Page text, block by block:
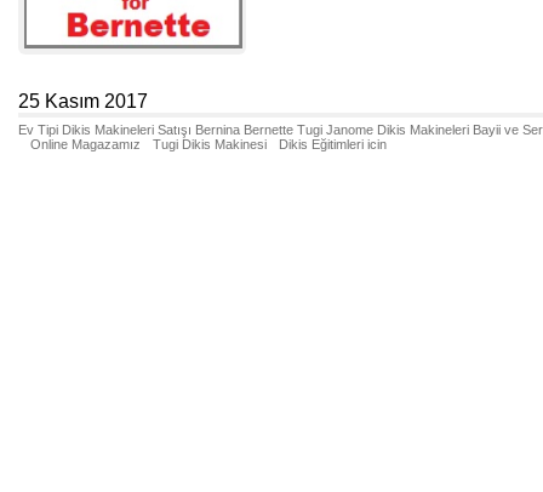
25 Kasım 2017
Ev Tipi Dikis Makineleri Satışı Bernina Bernette Tugi Janome Dikis Makineleri Bayii ve
Online Magazamız
Tugi Dikis Makinesi Dikis Eğitimleri icin